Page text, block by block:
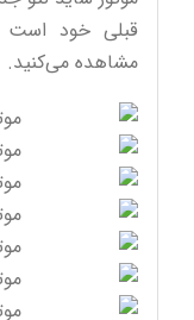
قبلی خود است
مشاهده می‌کنید.